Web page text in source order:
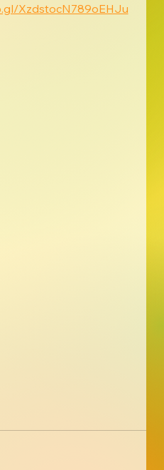
XzdstocN789oEHJu